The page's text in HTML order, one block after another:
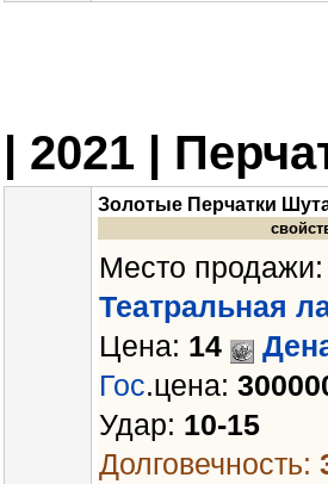
| 2021 |
Золотые Перчатки
Место продажи:
Театральная
Цена: 14
Гос.цена:
Удар: 10-15
Долговечность: